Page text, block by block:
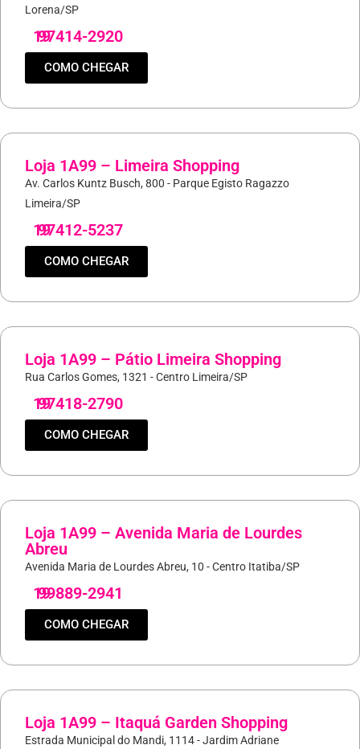
Lorena/SP
19
97414-2920
COMO CHEGAR
Loja 1A99 – Limeira Shopping
Av. Carlos Kuntz Busch, 800 - Parque Egisto Ragazzo
Limeira/SP
19
97412-5237
COMO CHEGAR
Loja 1A99 – Pátio Limeira Shopping
Rua Carlos Gomes, 1321 - Centro Limeira/SP
19
97418-2790
COMO CHEGAR
Loja 1A99 – Avenida Maria de Lourdes
Abreu
Avenida Maria de Lourdes Abreu, 10 - Centro Itatiba/SP
19
99889-2941
COMO CHEGAR
Loja 1A99 – Itaquá Garden Shopping
Estrada Municipal do Mandi, 1114 - Jardim Adriane